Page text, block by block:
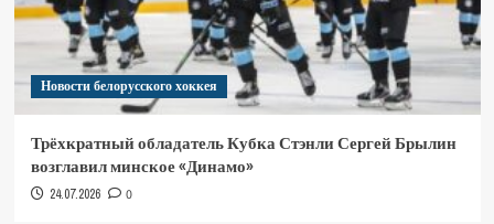
Новости белорусского хоккея
Трёхкратный обладатель Кубка Стэнли Сергей Брылин
возглавил минское «Динамо»
24.07.2026 0